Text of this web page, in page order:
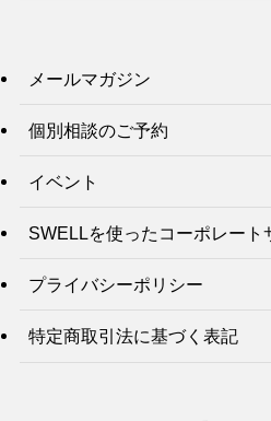
メールマガジン
個別相談のご予約
イベント
SWELLを使ったコーポレート
プライバシーポリシー
特定商取引法に基づく表記